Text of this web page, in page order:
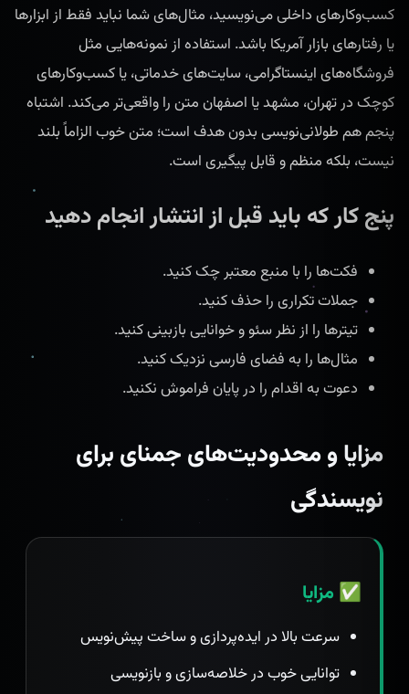
کسب‌وکارهای داخلی می‌نویسید، مثال‌های شما نباید فقط از ابزارها
یا رفتارهای بازار آمریکا باشد. استفاده از نمونه‌هایی مثل
فروشگاه‌های اینستاگرامی، سایت‌های خدماتی، یا کسب‌وکارهای
کوچک در تهران، مشهد یا اصفهان متن را واقعی‌تر می‌کند. اشتباه
پنجم هم طولانی‌نویسی بدون هدف است؛ متن خوب الزاماً بلند
نیست، بلکه منظم و قابل پیگیری است.
پنج کار که باید قبل از انتشار انجام دهید
فکت‌ها را با منبع معتبر چک کنید.
جملات تکراری را حذف کنید.
تیترها را از نظر سئو و خوانایی بازبینی کنید.
مثال‌ها را به فضای فارسی نزدیک کنید.
دعوت به اقدام را در پایان فراموش نکنید.
مزایا و محدودیت‌های جمنای برای
نویسندگی
✅ مزایا
سرعت بالا در ایده‌پردازی و ساخت پیش‌نویس
توانایی خوب در خلاصه‌سازی و بازنویسی